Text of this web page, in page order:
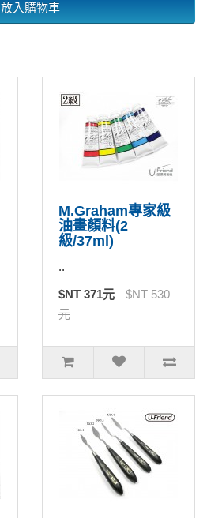
放入購物車
M.Graham專家級
油畫顏料(2
級/37ml)
..
$NT 371元
$NT 530
元